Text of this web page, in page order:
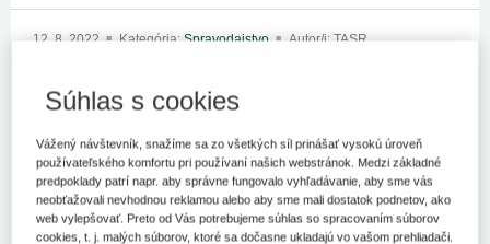
12. 8. 2022 Kategória: Spravodajstvo Autor/i: TASR
(ASL) SR kritizuje, že vláda rokuje o zvyšovaní platov len s
respektíve ich časť, je schematické zúženie problémov
zdravotníctva. Dôsledky môžu byť fatálne, pretože
zdravotníctvo sú aj ambulantní lekári, ambulantné sestry a
ďalší zdravotnícky personál," uviedla.
Súhlas s cookies
Vážený návštevník, snažíme sa zo všetkých síl prinášať vysokú úroveň
používateľského komfortu pri používaní našich webstránok. Medzi základné
predpoklady patrí napr. aby správne fungovalo vyhľadávanie, aby sme vás
neobťažovali nevhodnou reklamou alebo aby sme mali dostatok podnetov, ako
web vylepšovať. Preto od Vás potrebujeme súhlas so spracovaním súborov
cookies, t. j. malých súborov, ktoré sa dočasne ukladajú vo vašom prehliadači.